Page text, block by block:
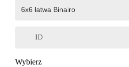
ID
Wybierz